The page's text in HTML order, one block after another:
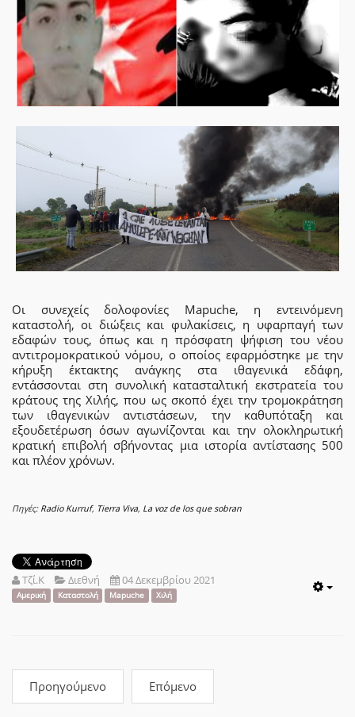
Οι συνεχείς δολοφονίες Mapuche, η εντεινόμενη
καταστολή, οι διώξεις και φυλακίσεις, η υφαρπαγή των
εδαφών τους, όπως και η πρόσφατη ψήφιση του νέου
αντιτρομοκρατικού νόμου, ο οποίος εφαρμόστηκε με την
κήρυξη έκτακτης ανάγκης στα ιθαγενικά εδάφη,
εντάσσονται στη συνολική κατασταλτική εκστρατεία του
κράτους της Χιλής, που ως σκοπό έχει την τρομοκράτηση
των ιθαγενικών αντιστάσεων, την καθυπόταξη και
εξουδετέρωση όσων αγωνίζονται και την ολοκληρωτική
κρατική επιβολή σβήνοντας μια ιστορία αντίστασης 500
και πλέον χρόνων.
Πηγές: Radio Kurruf, Tierra Viva, La voz de los que sobran
Τζί.Κ Διεθνή 04 Δεκεμβρίου 2021
Αμερική Καταστολή Mapuche Χιλή
Προηγούμενο Επόμενο